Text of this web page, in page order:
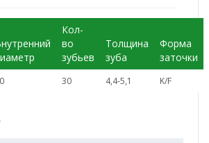
Кол-
во
зубьев
Толщина
зуба
Форма
заточки
30 4,4-5,1 K/F